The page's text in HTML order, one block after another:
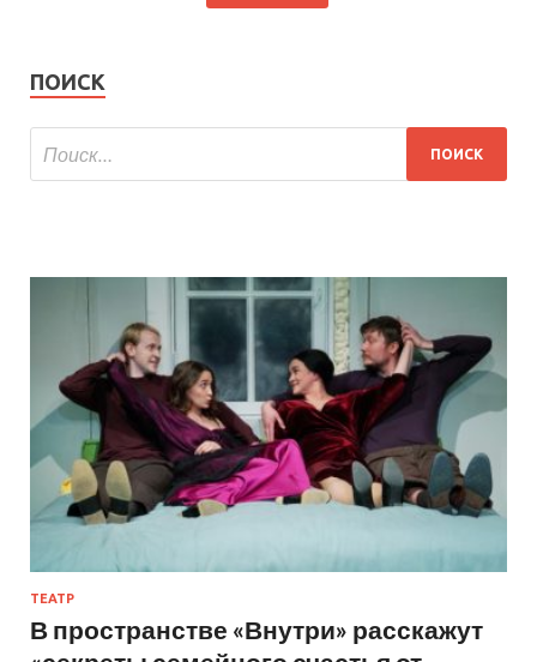
ПОИСК
ТЕАТР
В пространстве «Внутри» расскажут